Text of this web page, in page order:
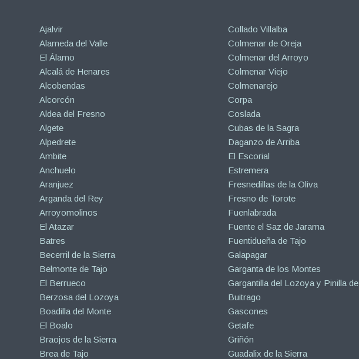
Ajalvir
Alameda del Valle
El Álamo
Alcalá de Henares
Alcobendas
Alcorcón
Aldea del Fresno
Algete
Alpedrete
Ambite
Anchuelo
Aranjuez
Arganda del Rey
Arroyomolinos
El Atazar
Batres
Becerril de la Sierra
Belmonte de Tajo
El Berrueco
Berzosa del Lozoya
Boadilla del Monte
El Boalo
Braojos de la Sierra
Brea de Tajo
Collado Villalba
Colmenar de Oreja
Colmenar del Arroyo
Colmenar Viejo
Colmenarejo
Corpa
Coslada
Cubas de la Sagra
Daganzo de Arriba
El Escorial
Estremera
Fresnedillas de la Oliva
Fresno de Torote
Fuenlabrada
Fuente el Saz de Jarama
Fuentidueña de Tajo
Galapagar
Garganta de los Montes
Gargantilla del Lozoya y Pinilla de
Buitrago
Gascones
Getafe
Griñón
Guadalix de la Sierra